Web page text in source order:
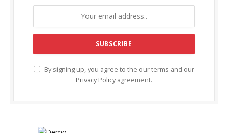
By signing up, you agree to the our terms and our
Privacy Policy agreement.